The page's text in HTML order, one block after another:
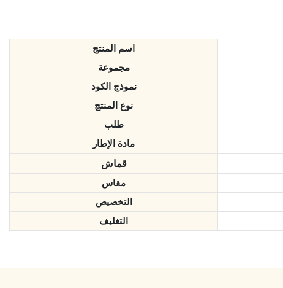
اسم المنتج
مجموعة
نموذج الكود
نوع المنتج
طلب
مادة الإطار
قماش
مقاس
التخصيص
التغليف